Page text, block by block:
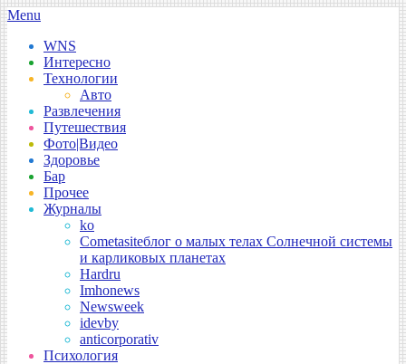
Skip
to
content
Secondary
Navigation
Menu
Menu
WNS
Интересно
Технологии
Авто
Развлечения
Путешествия
Фото|Видео
Здоровье
Бар
Прочее
Журналы
ko
Cometasiteблог о малых телах Солнечной системы
и карликовых планетах
Hardru
Imhonews
Newsweek
idevby
anticorporativ
Психология